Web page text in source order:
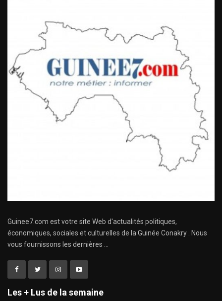
Guinee7.com est votre site Web d'actualités politiques,
économiques, sociales et culturelles de la Guinée Conakry . Nous
vous fournissons les dernières ...
Les + Lus de la semaine